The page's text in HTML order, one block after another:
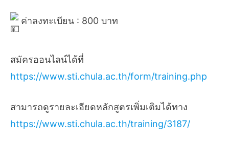
ค่าลงทะเบียน : 800 บาท
สมัครออนไลน์ได้ที่
https://www.sti.chula.ac.th/form/training.php
สามารถดูรายละเอียดหลักสูตรเพิ่มเติมได้ทาง
https://www.sti.chula.ac.th/training/3187/